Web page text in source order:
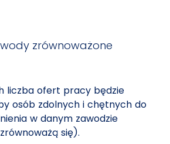
zrównoważone
liczba ofert pracy będzie
osób zdolnych i chętnych do
w danym zawodzie
się).